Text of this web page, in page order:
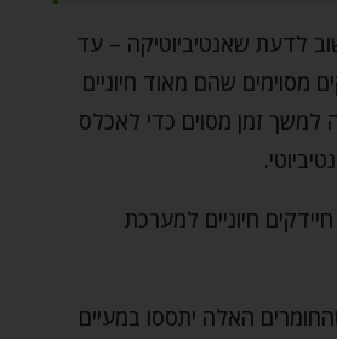
לדעת שאנטיביוטיקה – עד
מסוימים שהם מאוד חיוניים
למשך זמן מסוים כדי לאכלס
חיוניים למערכת
האלה יתססו במעיים